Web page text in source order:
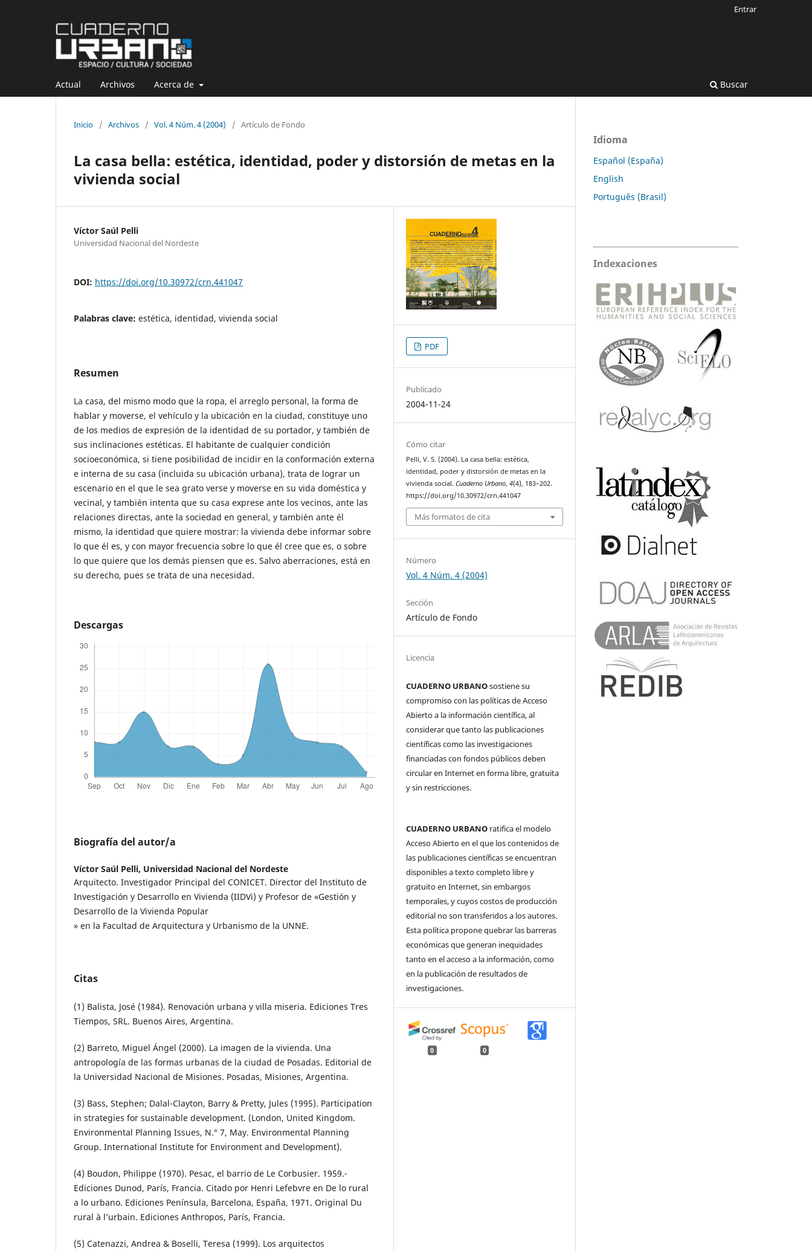
Actual Archivos Acerca de Buscar
Entrar
Inicio / Archivos / Vol. 4 Núm. 4 (2004) / Artículo de Fondo
La casa bella: estética, identidad, poder y distorsión de metas en la
vivienda social
Víctor Saúl Pelli
Universidad Nacional del Nordeste
DOI: https://doi.org/10.30972/crn.441047
Palabras clave: estética, identidad, vivienda social
Resumen
La casa, del mismo modo que la ropa, el arreglo personal, la forma de
hablar y moverse, el vehículo y la ubicación en la ciudad, constituye uno
de los medios de expresión de la identidad de su portador, y también de
sus inclinaciones estéticas. El habitante de cualquier condición
socioeconómica, si tiene posibilidad de incidir en la conformación externa
e interna de su casa (incluida su ubicación urbana), trata de lograr un
escenario en el que le sea grato verse y moverse en su vida doméstica y
vecinal, y también intenta que su casa exprese ante los vecinos, ante las
relaciones directas, ante la sociedad en general, y también ante él
mismo, la identidad que quiere mostrar: la vivienda debe informar sobre
lo que él es, y con mayor frecuencia sobre lo que él cree que es, o sobre
lo que quiere que los demás piensen que es. Salvo aberraciones, está en
su derecho, pues se trata de una necesidad.
Descargas
Biografía del autor/a
Víctor Saúl Pelli, Universidad Nacional del Nordeste
Arquitecto. Investigador Principal del CONICET. Director del Instituto de
Investigación y Desarrollo en Vivienda (IIDVi) y Profesor de «Gestión y
Desarrollo de la Vivienda Popular
» en la Facultad de Arquitectura y Urbanismo de la UNNE.
Citas
(1) Balista, José (1984). Renovación urbana y villa miseria. Ediciones Tres
Tiempos, SRL. Buenos Aires, Argentina.
(2) Barreto, Miguel Ángel (2000). La imagen de la vivienda. Una
antropología de las formas urbanas de la ciudad de Posadas. Editorial de
la Universidad Nacional de Misiones. Posadas, Misiones, Argentina.
(3) Bass, Stephen; Dalal-Clayton, Barry & Pretty, Jules (1995). Participation
in strategies for sustainable development. (London, United Kingdom.
Environmental Planning Issues, N.° 7, May. Environmental Planning
Group. International Institute for Environment and Development).
(4) Boudon, Philippe (1970). Pesac, el barrio de Le Corbusier. 1959.-
Ediciones Dunod, París, Francia. Citado por Henri Lefebvre en De lo rural
a lo urbano. Ediciones Península, Barcelona, España, 1971. Original Du
rural à l’urbain. Ediciones Anthropos, París, Francia.
(5) Catenazzi, Andrea & Boselli, Teresa (1999). Los arquitectos
PDF
Publicado
2004-11-24
Cómo citar
Pelli, V. S. (2004). La casa bella: estética,
identidad, poder y distorsión de metas en la
vivienda social.Cuaderno Urbano,4(4), 183–202.
https://doi.org/10.30972/crn.441047
Más formatos de cita
Número
Vol. 4 Núm. 4 (2004)
Sección
Artículo de Fondo
Licencia
CUADERNO URBANOsostiene su
compromiso con las políticas de Acceso
Abierto a la información científica, al
considerar que tanto las publicaciones
científicas como las investigaciones
financiadas con fondos públicos deben
circular en Internet en forma libre, gratuita
y sin restricciones.
CUADERNO URBANO ratifica el modelo
Acceso Abierto en el que los contenidos de
las publicaciones científicas se encuentran
disponibles a texto completo libre y
gratuito en Internet, sin embargos
temporales, y cuyos costos de producción
editorial no son transferidos a los autores.
Esta política propone quebrar las barreras
económicas que generan inequidades
tanto en el acceso a la información, como
en la publicación de resultados de
investigaciones.
0 0
Idioma
Español (España)
English
Português (Brasil)
Indexaciones